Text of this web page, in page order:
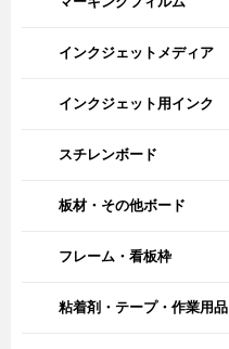
インクジェットメディア
インクジェット用インク
スチレンボード
板材・その他ボード
フレーム・看板枠
粘着剤・テープ・作業用品